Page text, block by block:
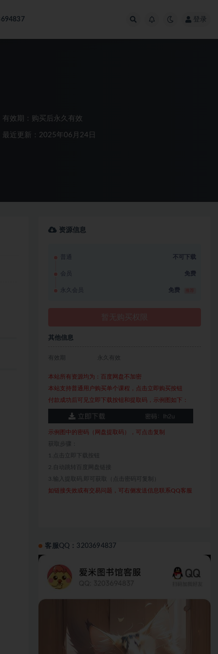
登录
有效期：购买后永久有效
最近更新：2025年06月24日
资源信息
普通 不可下载
会员 免费
永久会员 免费
其他信息
有效期 永久有效
本站所有资源均为：百度网盘不加密
本站支持普通用户购买单个课程，点击立即购买按钮
付款成功后可见立即下载按钮和提取码，示例图如下：
示例图中的密码（网盘提取码），可点击复制
获取步骤：
1.点击立即下载按钮
2.自动跳转百度网盘链接
3.输入提取码,即可获取（点击密码可复制）
如链接失效或有交易问题，可右侧发送信息联系QQ客服
客服QQ：3203694837